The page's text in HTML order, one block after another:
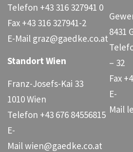
Telefon +43 316 327941 0
Fax +43 316 327941-2
E-Mail graz@gaedke.co.at
Standort Wien
Franz-Josefs-Kai 33
1010 Wien
Telefon +43 676 84556815
E-
Mail wien@gaedke.co.at
8431
– 32
Fax
E-
Mail